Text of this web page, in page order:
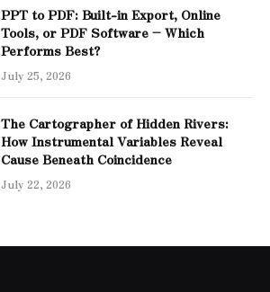
PPT to PDF: Built-in Export, Online
Tools, or PDF Software – Which
Performs Best?
July 25, 2026
The Cartographer of Hidden Rivers:
How Instrumental Variables Reveal
Cause Beneath Coincidence
July 22, 2026